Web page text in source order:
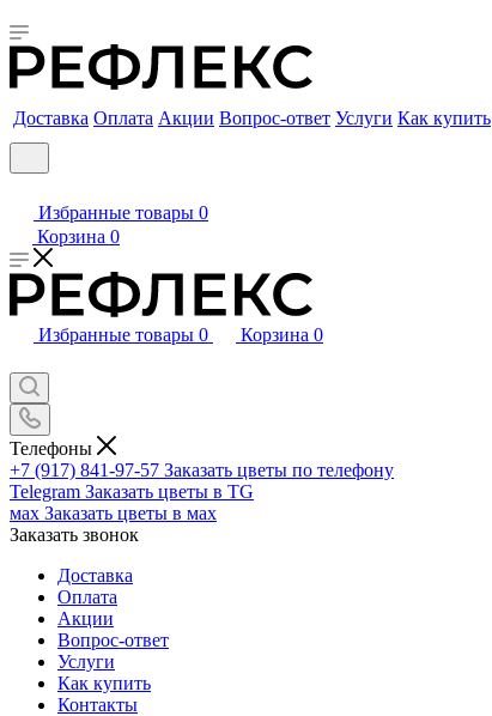
Доставка Оплата Акции Вопрос-ответ Услуги Как купить
Избранные товары 0
Корзина 0
Избранные товары 0 Корзина 0
Телефоны
+7 (917) 841-97-57 Заказать цветы по телефону
Telegram Заказать цветы в TG
мах Заказать цветы в мах
Заказать звонок
Доставка
Оплата
Акции
Вопрос-ответ
Услуги
Как купить
Контакты